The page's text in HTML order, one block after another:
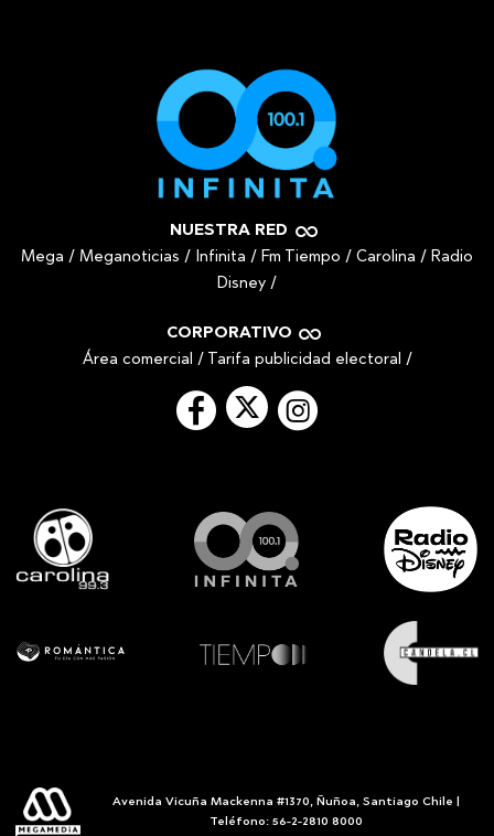
NUESTRA RED
Mega / Meganoticias / Infinita / Fm Tiempo / Carolina / Radio
Disney /
CORPORATIVO
Área comercial / Tarifa publicidad electoral /
Avenida Vicuña Mackenna #1370, Ñuñoa, Santiago Chile |
Teléfono: 56-2-2810 8000